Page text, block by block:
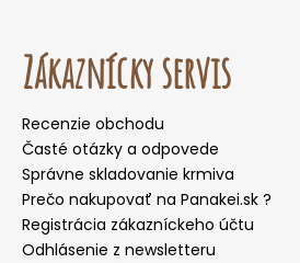
Zákaznícky servis
Recenzie obchodu
Časté otázky a odpovede
Správne skladovanie krmiva
Prečo nakupovať na Panakei.sk ?
Registrácia zákazníckeho účtu
Odhlásenie z newsletteru